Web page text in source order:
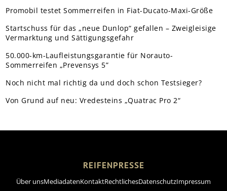
Promobil testet Sommerreifen in Fiat-Ducato-Maxi-Größe
Startschuss für das „neue Dunlop“ gefallen – Zweigleisige
Vermarktung und Sättigungsgefahr
50.000-km-Laufleistungsgarantie für Norauto-
Sommerreifen „Prevensys 5”
Noch nicht mal richtig da und doch schon Testsieger?
Von Grund auf neu: Vredesteins „Quatrac Pro 2“
REIFENPRESSE
Über unsMediadatenKontaktRechtlichesDatenschutzImpressum